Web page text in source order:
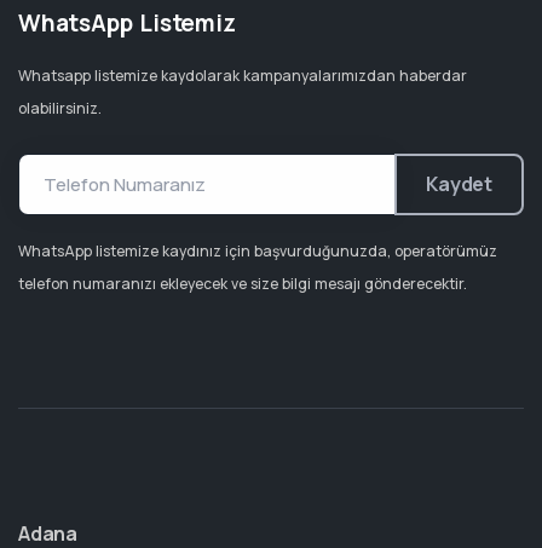
WhatsApp Listemiz
Whatsapp listemize kaydolarak kampanyalarımızdan haberdar
olabilirsiniz.
Kaydet
WhatsApp listemize kaydınız için başvurduğunuzda, operatörümüz
telefon numaranızı ekleyecek ve size bilgi mesajı gönderecektir.
Adana